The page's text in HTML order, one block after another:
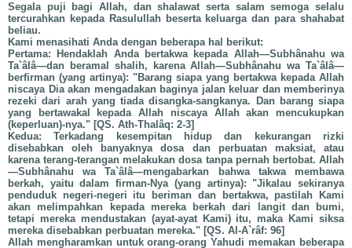
Segala puji bagi Allah, dan shalawat serta salam semoga selalu
tercurahkan kepada Rasulullah beserta keluarga dan para shahabat
beliau.
Kami menasihati Anda dengan beberapa hal berikut:
Pertama: Hendaklah Anda bertakwa kepada Allah—Subhânahu wa
Ta`âlâ—dan beramal shalih, karena Allah—Subhânahu wa Ta`âlâ—
berfirman (yang artinya): "Barang siapa yang bertakwa kepada Allah
niscaya Dia akan mengadakan baginya jalan keluar dan memberinya
rezeki dari arah yang tiada disangka-sangkanya. Dan barang siapa
yang bertawakal kepada Allah niscaya Allah akan mencukupkan
(keperluan)-nya." [QS. Ath-Thalâq: 2-3]
Kedua: Terkadang kesempitan hidup dan kekurangan rizki
disebabkan oleh banyaknya dosa dan perbuatan maksiat, atau
karena terang-terangan melakukan dosa tanpa pernah bertobat. Allah
—Subhânahu wa Ta`âlâ—mengabarkan bahwa takwa membawa
berkah, yaitu dalam firman-Nya (yang artinya): "Jikalau sekiranya
penduduk negeri-negeri itu beriman dan bertakwa, pastilah Kami
akan melimpahkan kepada mereka berkah dari langit dan bumi,
tetapi mereka mendustakan (ayat-ayat Kami) itu, maka Kami siksa
mereka disebabkan perbuatan mereka." [QS. Al-A`râf: 96]
Allah mengharamkan untuk orang-orang Yahudi memakan beberapa